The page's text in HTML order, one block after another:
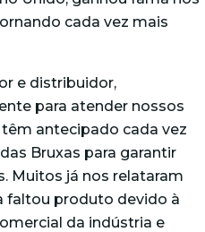
cada vez mais
e distribuidor,
para atender nossos
têm antecipado cada vez
Bruxas para garantir
Muitos já nos relataram
faltou produto devido à
da indústria e